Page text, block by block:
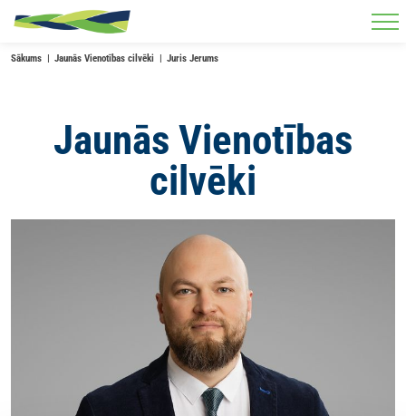
Skip to main content
Sākums Jaunās Vienotības cilvēki Juris Jerums
Jaunās Vienotības
cilvēki